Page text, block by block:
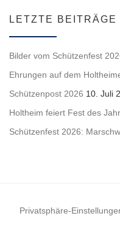
LETZTE BEITRÄGE
Bilder vom Schützenfest
Ehrungen auf dem
Schützenpost 2026 10. Juli
Holtheim feiert Fest des
Schützenfest 2026:
Privatsphäre-